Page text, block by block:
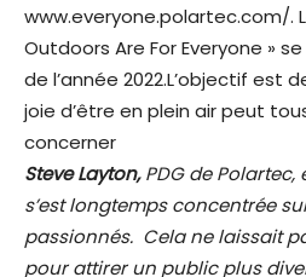
www.everyone.polartec.com/.
Outdoors Are For Everyone »
de l’année 2022.L’objectif est
joie d’être en plein air peut
concerner
Steve Layton,PDG de Polartec,
s’est longtemps concentrée
passionnés. Cela ne laissait
pour attirer un public plus